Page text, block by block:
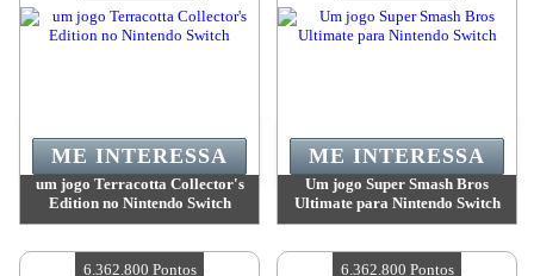
um jogo Terracotta Collector's
Edition no Nintendo Switch
Quantidade disponível:4
ME INTERESSA
Um jogo Super Smash Bros
Ultimate para Nintendo Switch
Quantidade disponível:4
ME INTERESSA
6.362.800 Pontos 6.362.800 Pontos